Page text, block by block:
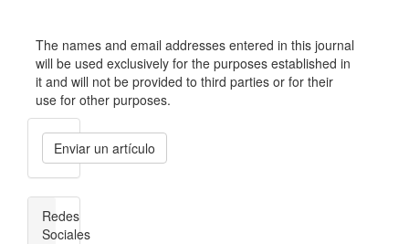
The names and email addresses entered in this journal
will be used exclusively for the purposes established in
it and will not be provided to third parties or for their
use for other purposes.
Enviar
un
artículo
Enviar un artículo
redes_sociales
Redes
Sociales